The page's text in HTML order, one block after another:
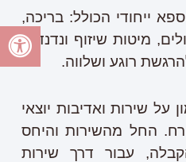
ייחודי הכולל: בריכה,
מיטות שיזוף ונדנדות
רוגע ושלווה.
על שירות ואדיבות יוצאי
החל מהשירות והיחס
עבור דרך שירות